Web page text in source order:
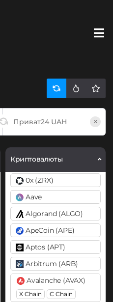
×
Криптовалюты
0x (ZRX)
Aave
Algorand (ALGO)
ApeCoin (APE)
Aptos (APT)
Arbitrum (ARB)
Avalanche (AVAX)
X Chain C Chain